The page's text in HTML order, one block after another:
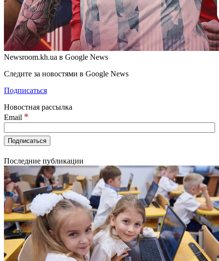
Newsroom.kh.ua в Google News
Следите за новостями в Google News
Подписаться
Новостная рассылка
Email *
Последние публикации